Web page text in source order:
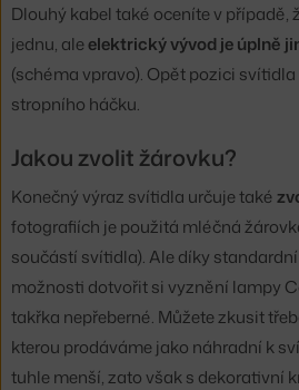
Dlouhý kabel také oceníte v případě,
jednu, aleelektrický vývod je úplně
(schéma vpravo). Opět pozici
stropního háčku.
Jakou zvolit žárovku?
Konečný výraz svítidla určuje také
fotografiích je použitá mléčná
součástí svítidla). Ale díky
možnosti dotvořit si vyznění lampy
takřka nepřeberné. Můžete zkusit
kterou prodáváme jako náhradní k
tuhle menší, zato však s dekorativní